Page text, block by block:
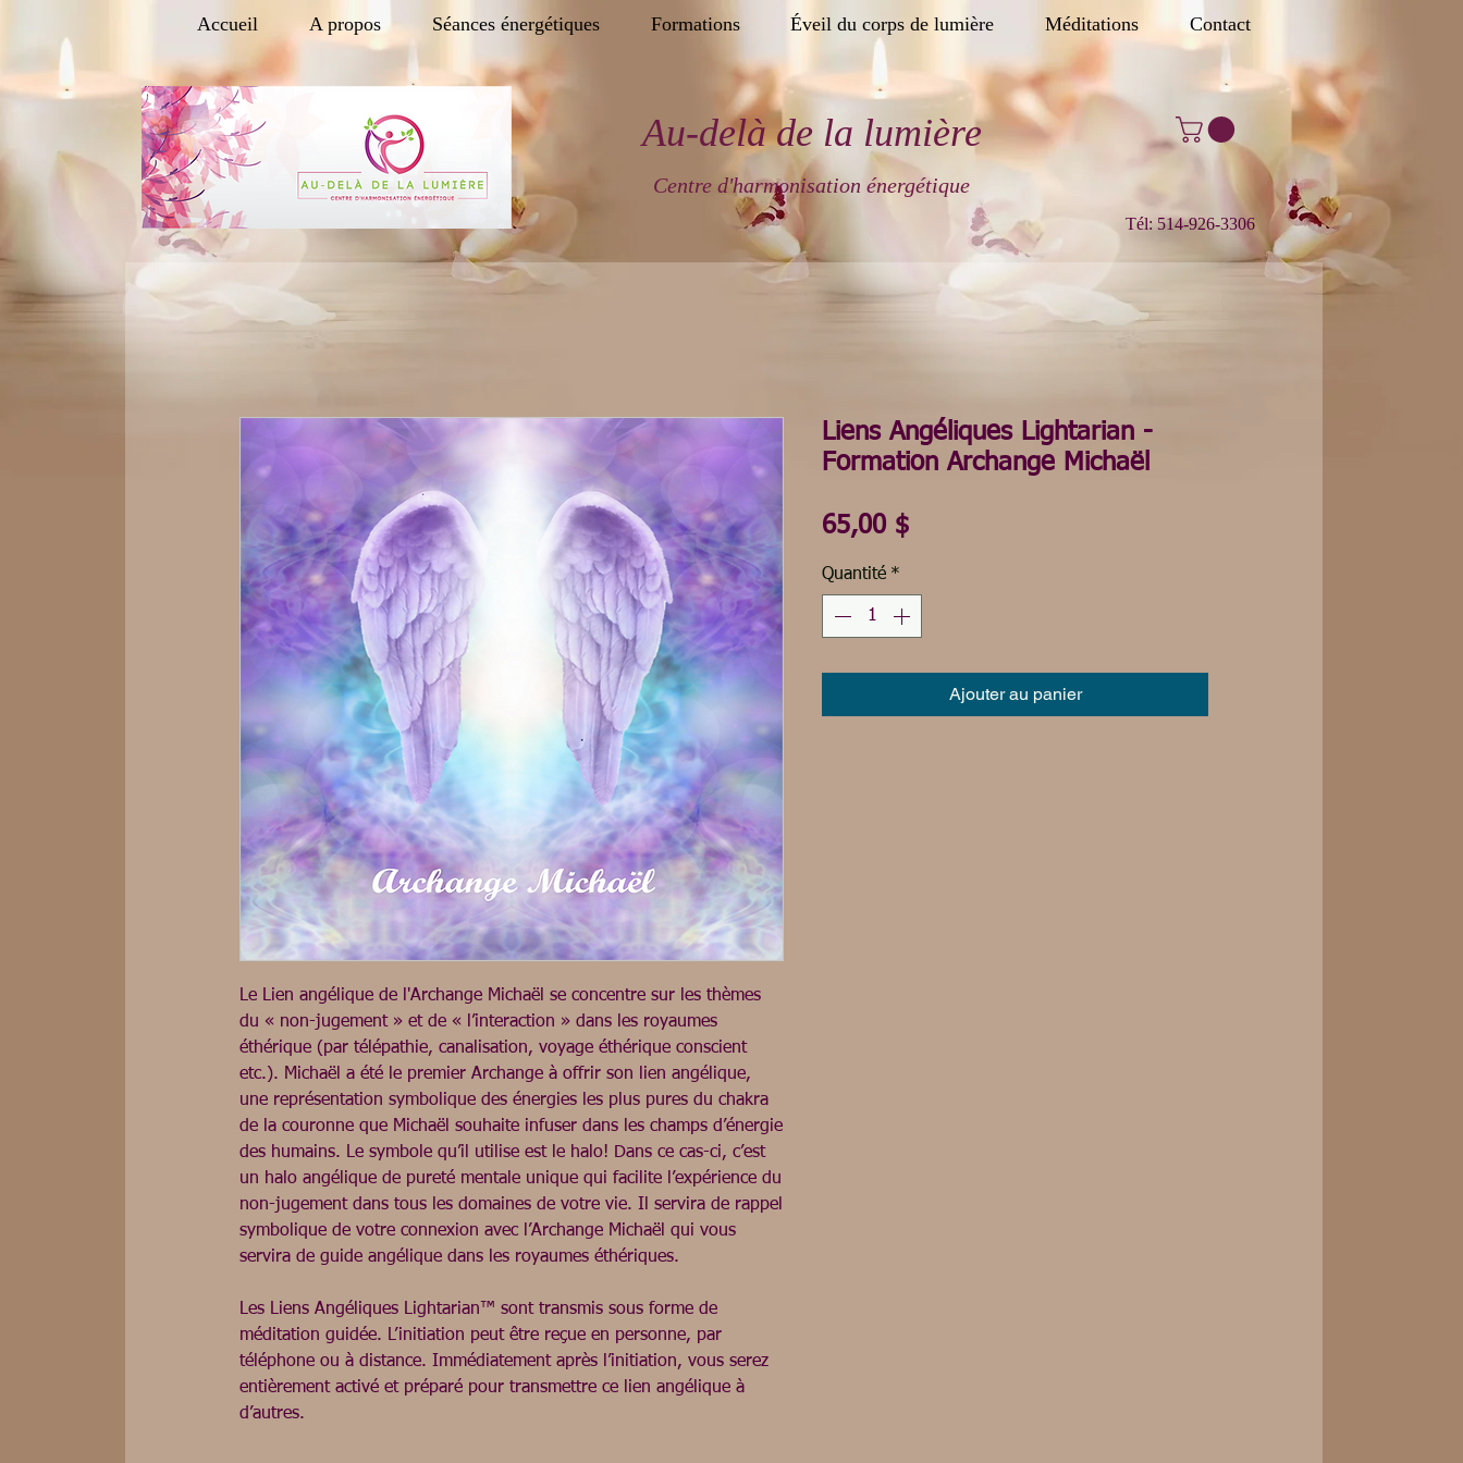
Au-delà de la lumière
Centre d'harmonisation énergétique
Tél: 514-926-3306
Accueil A propos Séances énergétiques Formations Éveil du corps de lumière Méditations Contact
Le Lien angélique de l'Archange Michaël se concentre sur les thèmes
du « non-jugement » et de « l’interaction » dans les royaumes
éthérique (par télépathie, canalisation, voyage éthérique conscient
etc.). Michaël a été le premier Archange à offrir son lien angélique,
une représentation symbolique des énergies les plus pures du chakra
de la couronne que Michaël souhaite infuser dans les champs d’énergie
des humains. Le symbole qu’il utilise est le halo! Dans ce cas-ci, c’est
un halo angélique de pureté mentale unique qui facilite l’expérience du
non-jugement dans tous les domaines de votre vie. Il servira de rappel
symbolique de votre connexion avec l’Archange Michaël qui vous
servira de guide angélique dans les royaumes éthériques.
Les Liens Angéliques Lightarian™ sont transmis sous forme de
méditation guidée. L’initiation peut être reçue en personne, par
téléphone ou à distance. Immédiatement après l’initiation, vous serez
entièrement activé et préparé pour transmettre ce lien angélique à
d’autres.
Liens Angéliques Lightarian -
Formation Archange Michaël
65,00 $Prix
Quantité *
Ajouter au panier